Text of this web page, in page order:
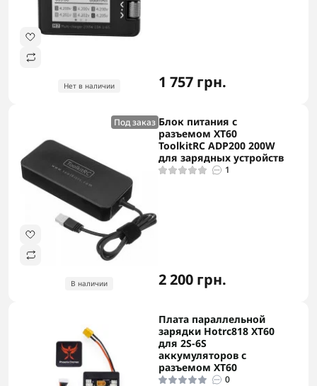
Нет в наличии 1 757 грн.
Под заказ
В наличии
Блок питания с
разъемом XT60
ToolkitRC ADP200 200W
для зарядных устройств
1
2 200 грн.
Плата параллельной
зарядки Hotrc818 XT60
для 2S-6S
аккумуляторов с
разъемом XT60
0